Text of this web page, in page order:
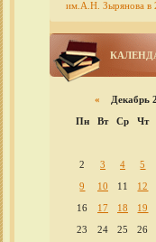
им.А.Н. Зырянова в
« Декабрь
Пн
Вт Ср Чт
2
3 4 5
9
10 11 12
16
17 18 19
23
24 25 26